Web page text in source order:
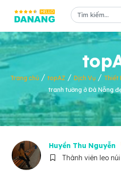
Trang chủ/ topAZ / Dịch Vụ/ Thiết
tranh tường ở Đà Nẵng
Huyền Thu Nguyễn
Thành viên leo